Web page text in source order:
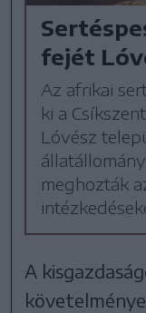
fejét
Az afrikai
ki a
Lóvész
meghozták
A